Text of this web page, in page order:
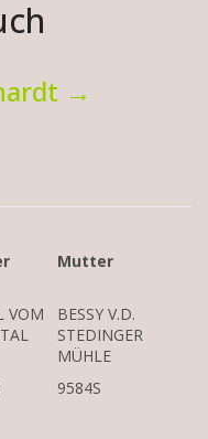
→
Mutter
VOM
BESSY V.D.
STEDINGER
MÜHLE
9584S